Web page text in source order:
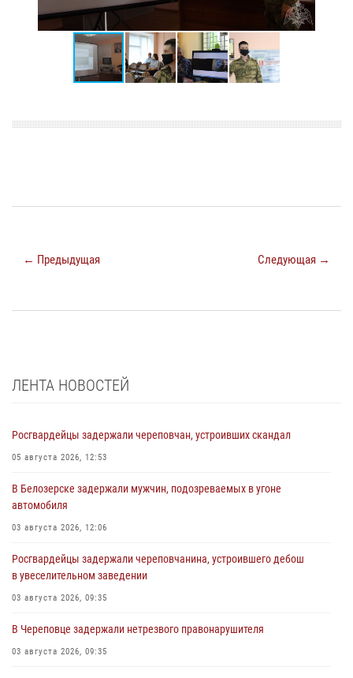
← Предыдущая Следующая →
ЛЕНТА НОВОСТЕЙ
Росгвардейцы задержали череповчан, устроивших скандал
05 августа 2026, 12:53
В Белозерске задержали мужчин, подозреваемых в угоне
автомобиля
03 августа 2026, 12:06
Росгвардейцы задержали череповчанина, устроившего дебош
в увеселительном заведении
03 августа 2026, 09:35
В Череповце задержали нетрезвого правонарушителя
03 августа 2026, 09:35